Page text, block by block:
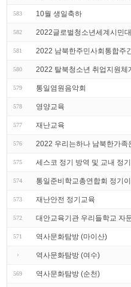
583 10월 생일축하
582 2022글로벌청소년세계시민
581 2022 남북한주민사회통합주
580 2022 탈북청소년 취업지원체
579 통일염원음악회
578 영양교육
577 재난교육
576 2022 우리는하나 남북한가족
575 세스코 정기 방역 및 교내 정
574 통일준비학교총연합회 정기
573 재난안전 정기교육
572 대안교육기관 우리들학교 자
571 역사문화탐방 (마이산)
역사문화탐방 (여수)
569 역사문화탐방 (순천)